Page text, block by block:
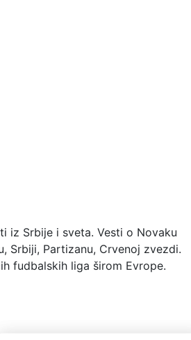
iz Srbije i sveta. Vesti o Novaku
Srbiji, Partizanu, Crvenoj zvezdi.
fudbalskih liga širom Evrope.